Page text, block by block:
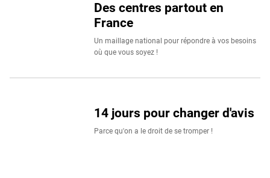
Des centres partout en
France
Un maillage national pour répondre à vos besoins
où que vous soyez !
14 jours pour changer d'avis
Parce qu'on a le droit de se tromper !